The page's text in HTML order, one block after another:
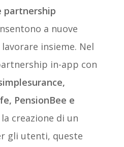
partnership
a nuove
insieme. Nel
in-app con
PensionBee e
creazione di un
gli utenti, queste